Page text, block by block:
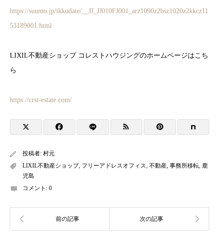
https://suumo.jp/ikkodate/__JJ_JJ010FJ001_arz1090z2bsz1020z2kkcz11
53189001.html
LIXIL不動産ショップ コレストハウジングのホームページはこち
ら
https://crst-estate.com/
投稿者: 村元
LIXIL不動産ショップ, フリーアドレスオフィス 不動産 事務所移転 鹿
児島
コメント: 0